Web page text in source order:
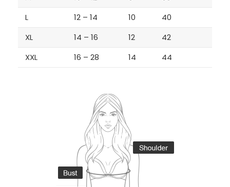
L
12 – 14 10
40
XL
14 – 16 12
42
XXL
16 – 28 14 44